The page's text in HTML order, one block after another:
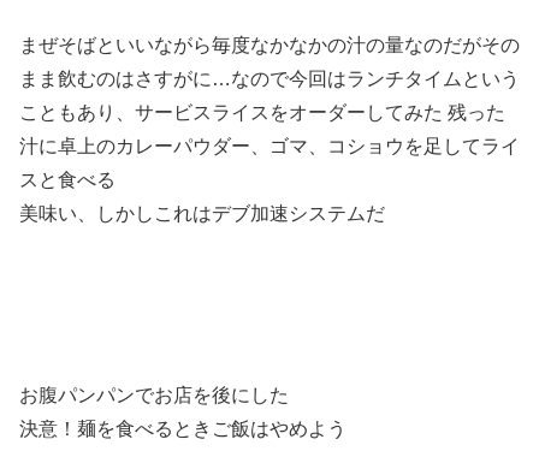
まぜそばといいながら毎度なかなかの汁の量なのだがその
まま飲むのはさすがに…なので今回はランチタイムという
こともあり、サービスライスをオーダーしてみた 残った
汁に卓上のカレーパウダー、ゴマ、コショウを足してライ
スと食べる
美味い、しかしこれはデブ加速システムだ
お腹パンパンでお店を後にした
決意！麺を食べるときご飯はやめよう